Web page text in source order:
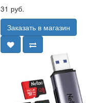
31 руб.
Заказать в магазин